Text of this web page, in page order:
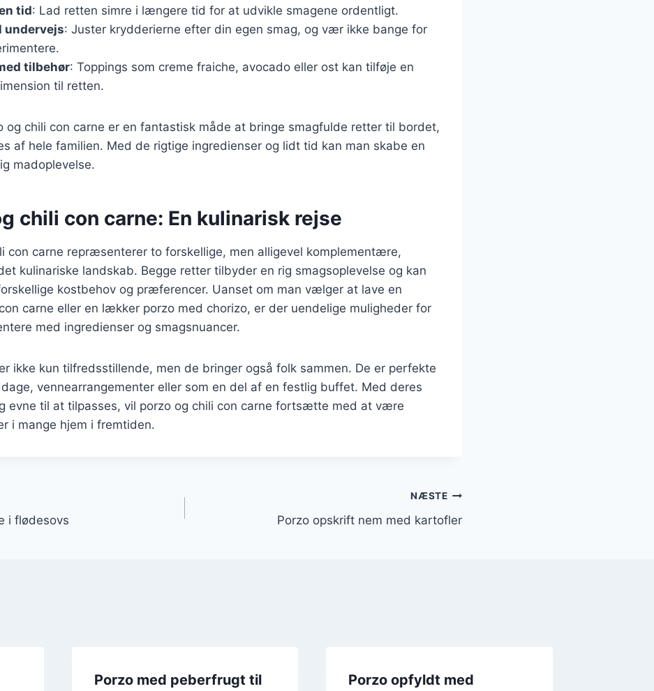
tid: Lad retten simre i længere tid for at udvikle smagene ordentligt.
undervejs: Juster krydderierne efter din egen smag, og vær ikke bange for
tilbehør: Toppings som creme fraiche, avocado eller ost kan tilføje en
til retten.
og chili con carne er en fantastisk måde at bringe smagfulde retter til bordet,
af hele familien. Med de rigtige ingredienser og lidt tid kan man skabe en
madoplevelse.
chili con carne: En kulinarisk rejse
con carne repræsenterer to forskellige, men alligevel komplementære,
kulinariske landskab. Begge retter tilbyder en rig smagsoplevelse og kan
kostbehov og præferencer. Uanset om man vælger at lave en
carne eller en lækker porzo med chorizo, er der uendelige muligheder for
med ingredienser og smagsnuancer.
ikke kun tilfredsstillende, men de bringer også folk sammen. De er perfekte
vennearrangementer eller som en del af en festlig buffet. Med deres
evne til at tilpasses, vil porzo og chili con carne fortsætte med at være
i mange hjem i fremtiden.
i flødesovs
NÆSTE
Porzo opskrift nem med kartofler
Porzo med peberfrugt til Porzo opfyldt med